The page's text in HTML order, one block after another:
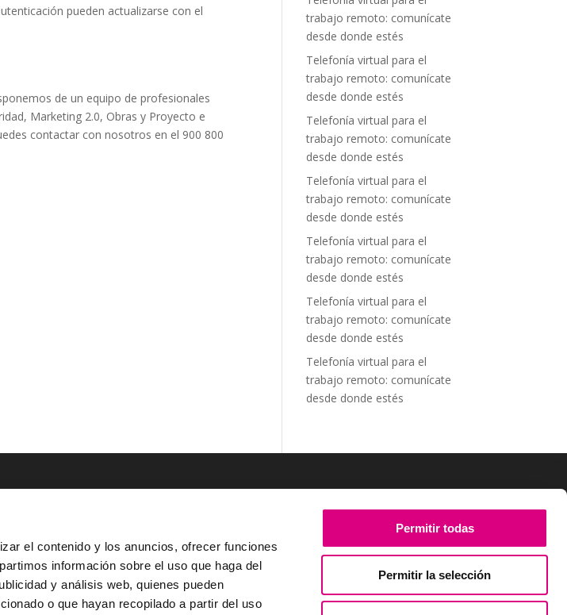
el contenido y los anuncios, ofrecer funciones
información sobre el uso que haga del
y análisis web, quienes pueden
o que hayan recopilado a partir del uso
Permitir todas
Permitir la selección
pueden actualizarse con el
de un equipo de profesionales
Marketing 2.0, Obras y Proyecto e
contactar con nosotros en el 900 800
trabajo remoto: comunícate
desde donde estés
Telefonía virtual para el
trabajo remoto: comunícate
desde donde estés
Telefonía virtual para el
trabajo remoto: comunícate
desde donde estés
Telefonía virtual para el
trabajo remoto: comunícate
desde donde estés
Telefonía virtual para el
trabajo remoto: comunícate
desde donde estés
Telefonía virtual para el
trabajo remoto: comunícate
desde donde estés
Telefonía virtual para el
trabajo remoto: comunícate
desde donde estés
^ Aviso Legal
^ Política de Privacidad